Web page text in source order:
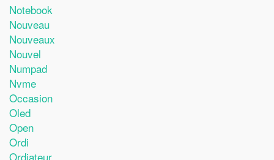
Notebook
Nouveau
Nouveaux
Nouvel
Numpad
Nvme
Occasion
Oled
Open
Ordi
Ordiateur